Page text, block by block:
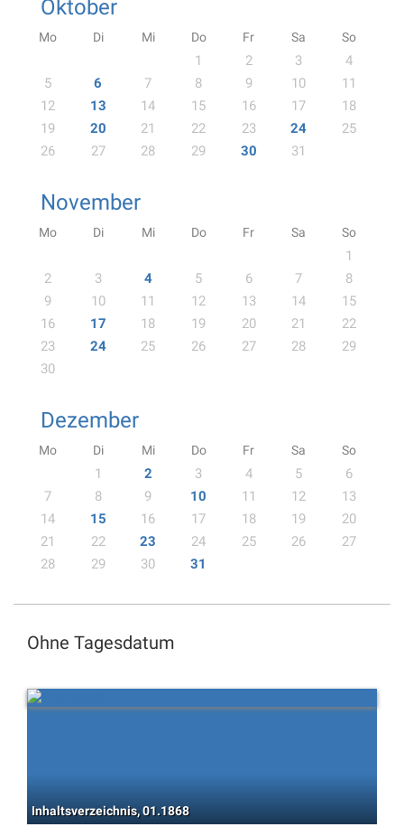
Oktober
Mo Di Mi Do Fr Sa So
1 2 3
4
5
6 7 8 9 10
11
12
13 14 15 16 17
18
19
20 21 22 23 24
25
26
27 28 29 30 31
November
Mo Di Mi Do Fr Sa So
1
2
3 4 5 6 7
8
9
10 11 12 13 14
15
16
17 18 19 20 21
22
23
24 25 26 27 28
29
30
Dezember
Mo Di Mi Do Fr Sa So
1 2 3 4 5
6
7
8 9 10 11 12
13
14
15 16 17 18 19
20
21
22 23 24 25 26
27
28
29 30 31
Ohne Tagesdatum
Inhaltsverzeichnis, 01.1868